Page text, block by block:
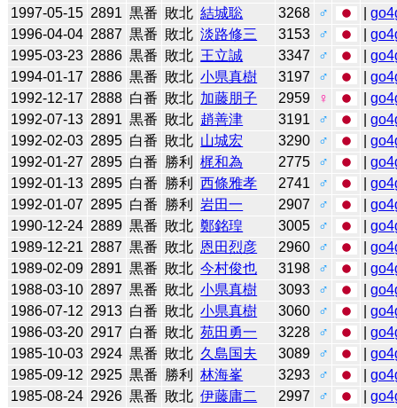
1997-05-15 2891 黒番 敗北 結城聡 3268 ♂ |
1996-04-04 2887 黒番 敗北 淡路修三 3153 ♂ |
1995-03-23 2886 黒番 敗北 王立誠 3347 ♂ |
1994-01-17 2886 黒番 敗北 小県真樹 3197 ♂ |
1992-12-17 2888 白番 敗北 加藤朋子 2959 ♀ |
1992-07-13 2891 黒番 敗北 趙善津 3191 ♂ |
1992-02-03 2895 白番 敗北 山城宏 3290 ♂ |
1992-01-27 2895 白番 勝利 梶和為 2775 ♂ |
1992-01-13 2895 白番 勝利 西條雅孝 2741 ♂ |
1992-01-07 2895 白番 勝利 岩田一 2907 ♂ |
1990-12-24 2889 黒番 敗北 鄭銘瑝 3005 ♂ |
1989-12-21 2887 黒番 敗北 恩田烈彦 2960 ♂ |
1989-02-09 2891 黒番 敗北 今村俊也 3198 ♂ |
1988-03-10 2897 黒番 敗北 小県真樹 3093 ♂ |
1986-07-12 2913 白番 敗北 小県真樹 3060 ♂ |
1986-03-20 2917 白番 敗北 苑田勇一 3228 ♂ |
1985-10-03 2924 黒番 敗北 久島国夫 3089 ♂ |
1985-09-12 2925 黒番 勝利 林海峯 3293 ♂ |
1985-08-24 2926 黒番 敗北 伊藤庸二 2997 ♂ |